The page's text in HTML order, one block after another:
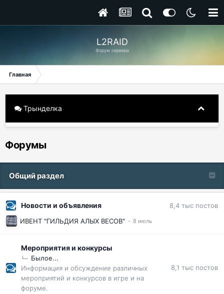
L2RAID
Форум сервера
Главная
Трынделка
Форумы
Общий раздел
Новости и объявления 8,4 тыс постов
ИВЕНТ "ГИЛЬДИЯ АЛЫХ ВЕСОВ"
Мероприятия и конкурсы
Былое...
Информация и обсуждение различных
мероприятий и конкурсов в игре и на
форуме.
8,1 тыс постов